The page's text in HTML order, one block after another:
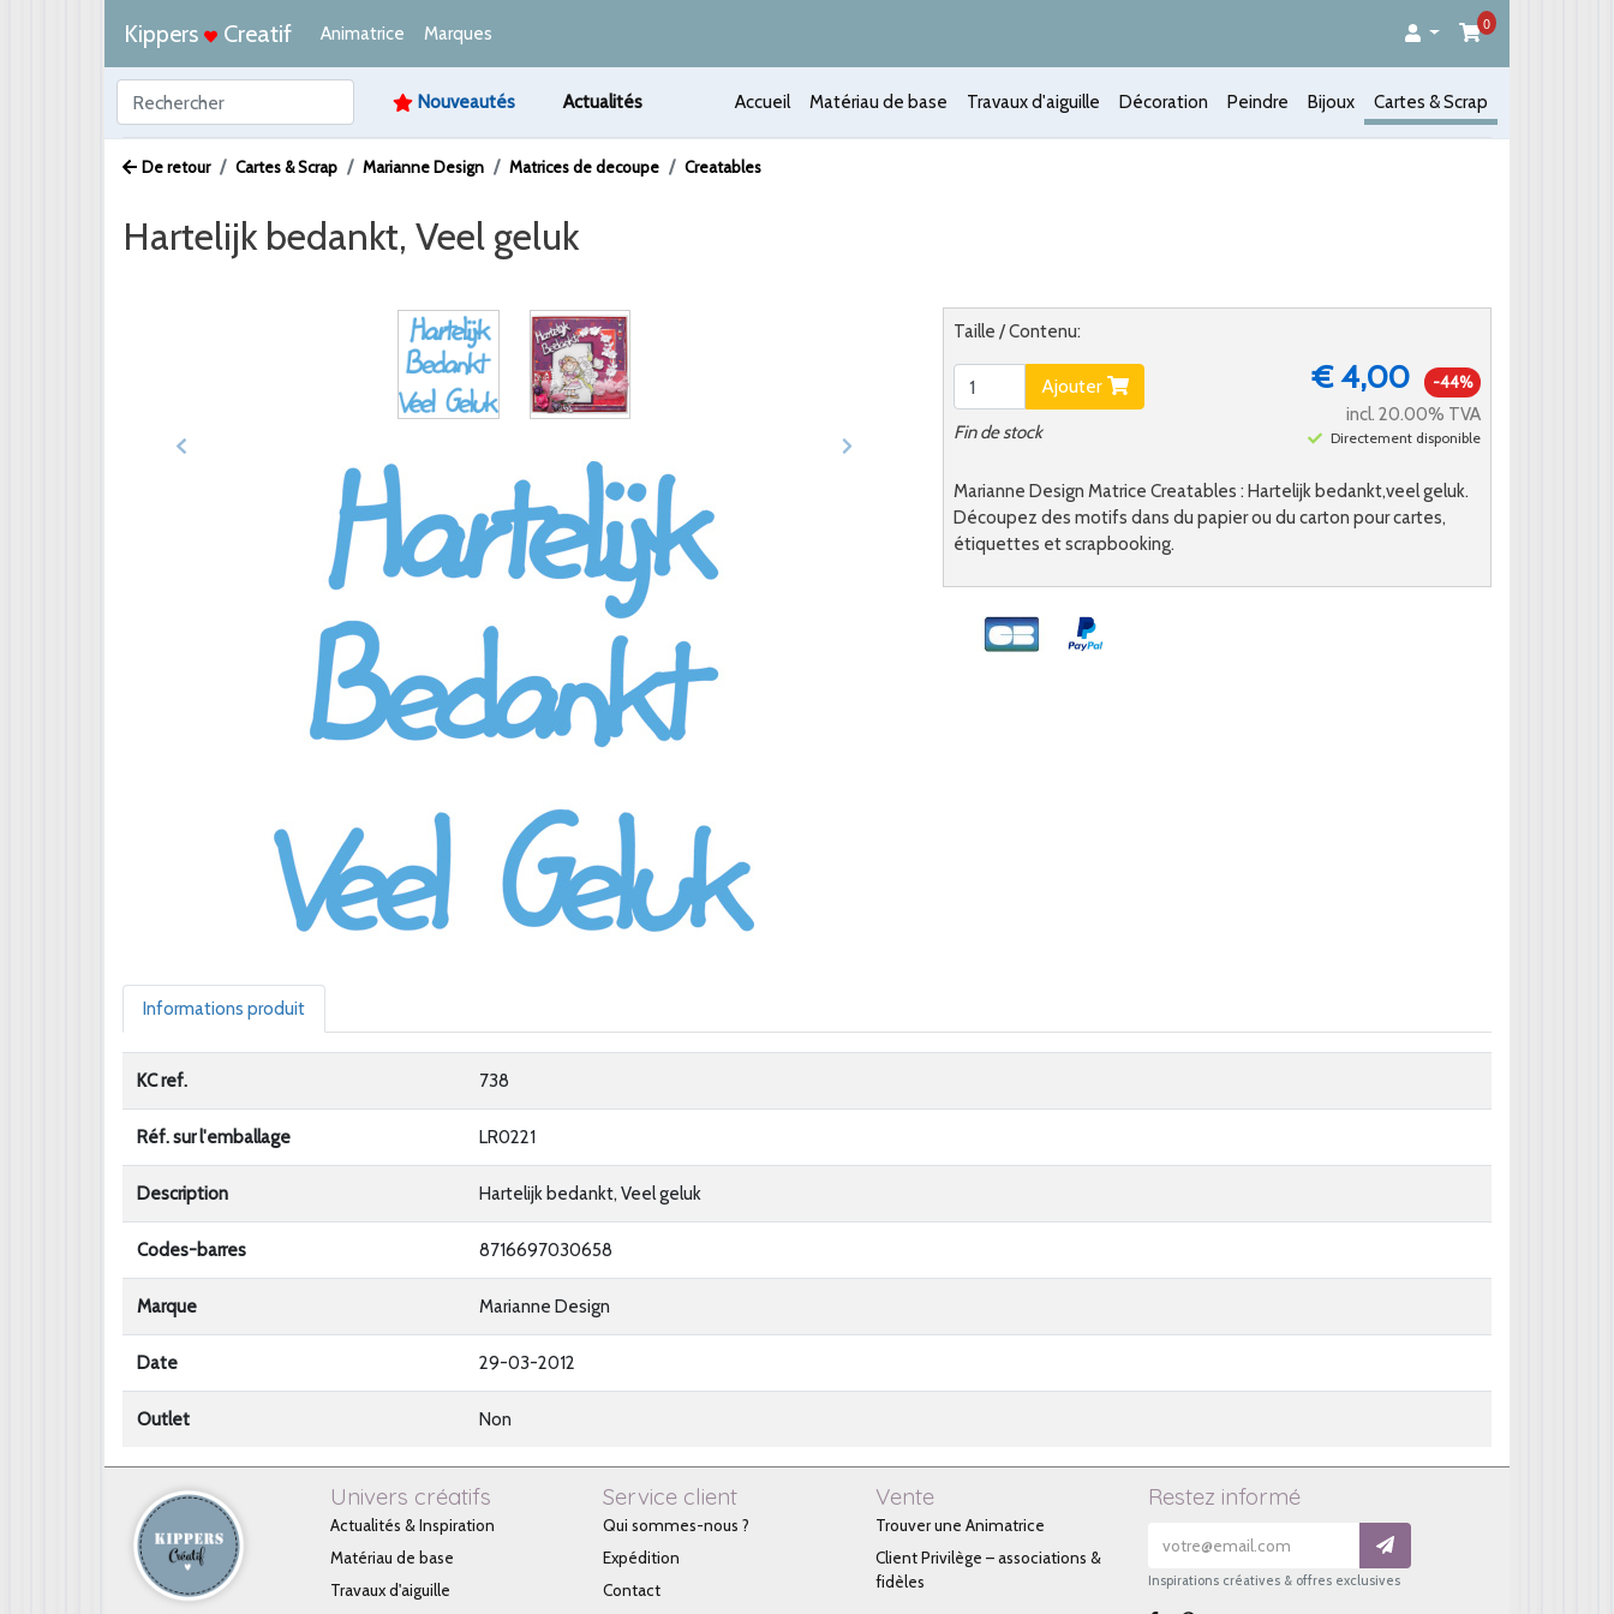
Kippers Creatif Animatrice Marques 0
Nouveautés Actualités Accueil Matériau de base Travaux d'aiguille Décoration Peindre Bijoux Cartes & Scrap
De retour Cartes & Scrap Marianne Design Matrices de decoupe Creatables
Hartelijk bedankt, Veel geluk
Taille / Contenu:
Ajouter
Fin de stock
€ 4,00 -44%
incl. 20.00% TVA
Directement disponible
Marianne Design Matrice Creatables : Hartelijk bedankt,veel geluk.
Découpez des motifs dans du papier ou du carton pour cartes,
étiquettes et scrapbooking.
Informations produit
KC ref. 738
Réf. sur l'emballage LR0221
Description Hartelijk bedankt, Veel geluk
Codes-barres 8716697030658
Marque Marianne Design
Date 29-03-2012
Outlet Non
Univers créatifs
Actualités & Inspiration
Matériau de base
Travaux d'aiguille
Service client
Qui sommes-nous ?
Expédition
Contact
Vente
Trouver une Animatrice
Client Privilège – associations &
fidèles
Restez informé
Inspirations créatives & offres exclusives